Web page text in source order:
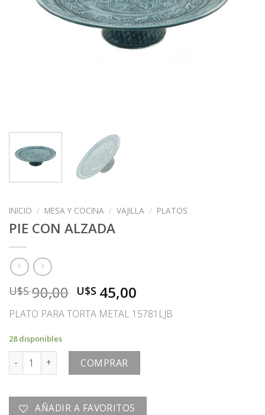
INICIO / MESA Y COCINA / VAJILLA / PLATOS
PIE CON ALZADA
U$S90,00 El
precio
original
U$S
90,00.
U$S 45,00
precio
actual
U$S
PLATO PARA TORTA METAL 15781LJB
28 disponibles
PIE CON ALZADA cantidad
COMPRAR
AÑADIR A FAVORITOS